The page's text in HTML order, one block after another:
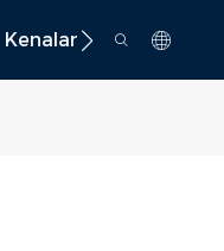
Kenalan